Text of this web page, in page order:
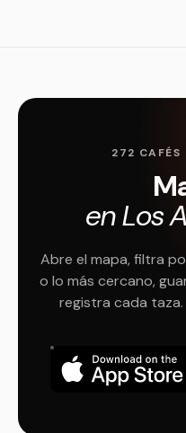
272 CAFÉS
en Los
Abre el mapa, filtra
o lo más cercano,
registra cada